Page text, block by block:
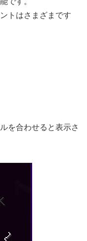
トはさまざまです
を合わせると表示さ